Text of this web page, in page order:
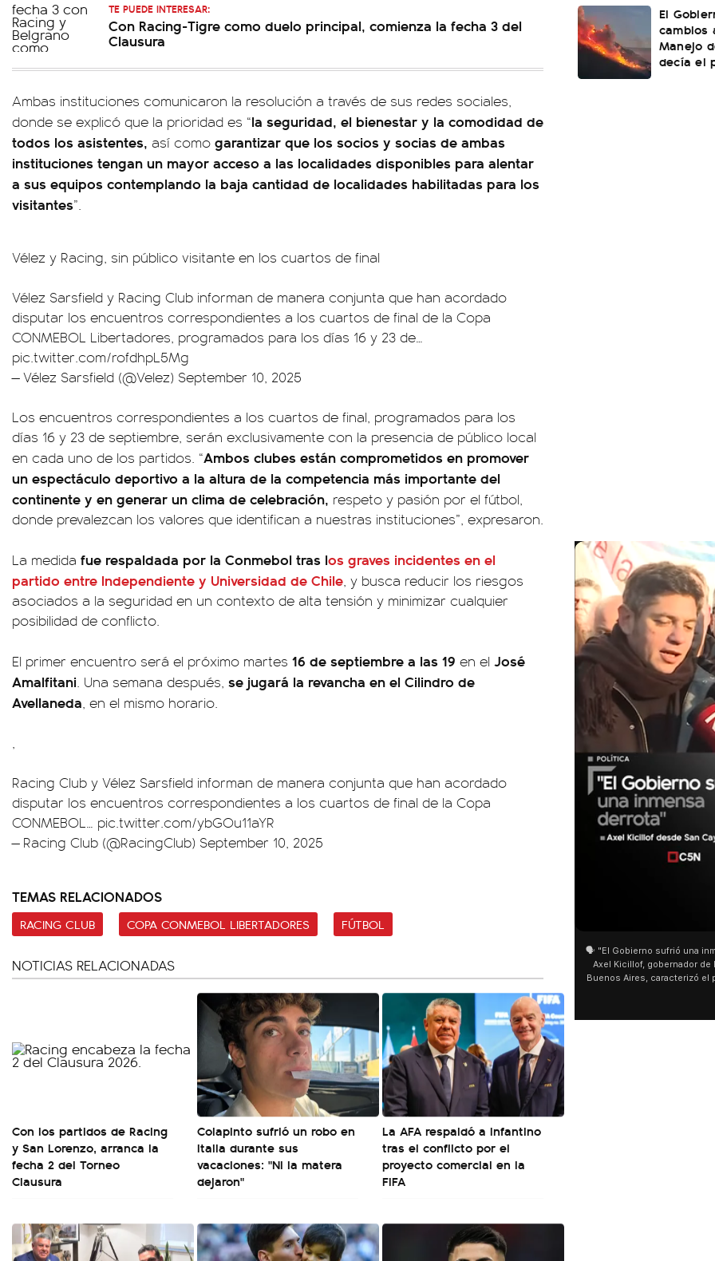
TE PUEDE INTERESAR:
Con Racing-Tigre como duelo principal, comienza la fecha 3 del
Clausura
Ambas instituciones comunicaron la resolución a través de sus redes sociales,
donde se explicó que la prioridad es “la seguridad, el bienestar y la comodidad de
todos los asistentes, así como garantizar que los socios y socias de ambas
instituciones tengan un mayor acceso a las localidades disponibles para alentar
a sus equipos contemplando la baja cantidad de localidades habilitadas para los
visitantes”.
Vélez y Racing, sin público visitante en los cuartos de final
Vélez Sarsfield y Racing Club informan de manera conjunta que han acordado
disputar los encuentros correspondientes a los cuartos de final de la Copa
CONMEBOL Libertadores, programados para los días 16 y 23 de…
pic.twitter.com/rofdhpL5Mg
— Vélez Sarsfield (@Velez) September 10, 2025
Los encuentros correspondientes a los cuartos de final, programados para los
días 16 y 23 de septiembre, serán exclusivamente con la presencia de público local
en cada uno de los partidos. “Ambos clubes están comprometidos en promover
un espectáculo deportivo a la altura de la competencia más importante del
continente y en generar un clima de celebración, respeto y pasión por el fútbol,
donde prevalezcan los valores que identifican a nuestras instituciones”, expresaron.
La medida fue respaldada por la Conmebol tras los graves incidentes en el
partido entre Independiente y Universidad de Chile, y busca reducir los riesgos
asociados a la seguridad en un contexto de alta tensión y minimizar cualquier
posibilidad de conflicto.
El primer encuentro será el próximo martes 16 de septiembre a las 19 en el José
Amalfitani. Una semana después, se jugará la revancha en el Cilindro de
Avellaneda, en el mismo horario.
,
Racing Club y Vélez Sarsfield informan de manera conjunta que han acordado
disputar los encuentros correspondientes a los cuartos de final de la Copa
CONMEBOL… pic.twitter.com/ybGOu11aYR
— Racing Club (@RacingClub) September 10, 2025
TEMAS RELACIONADOS
RACING CLUB COPA CONMEBOL LIBERTADORES FÚTBOL
NOTICIAS RELACIONADAS
Con los partidos de Racing
y San Lorenzo, arranca la
fecha 2 del Torneo
Clausura
Colapinto sufrió un robo en
Italia durante sus
vacaciones: "Ni la matera
dejaron"
La AFA respaldó a Infantino
tras el conflicto por el
proyecto comercial en la
FIFA
El
cambios
Manejo
decía el
01:05
Buenos Aires, caracterizó el proyecto de Ley
de Inviolabilidad de la Propiedad Privada
como "una lista sábana con temas nefastos"
y destacó "la movilización popular". 📌 La
declaración fue desde el santuario de San
Cayetano, donde también advirtió que "la
sociedad no solo sufre porque no llega sino
que también está endeudada".
San Cayetano: Jorge
miles de peregrinos en
de Buenos Aires destacó
agua y soportó las bajas
últimos días: "Son